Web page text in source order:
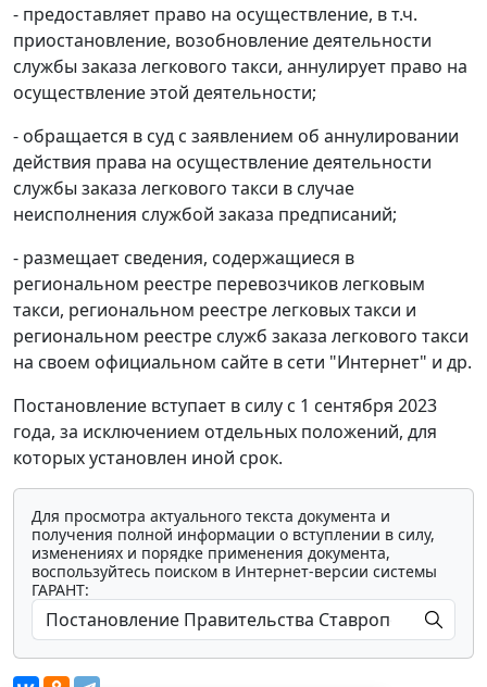
- предоставляет право на осуществление, в т.ч.
приостановление, возобновление деятельности
службы заказа легкового такси, аннулирует право на
осуществление этой деятельности;
- обращается в суд с заявлением об аннулировании
действия права на осуществление деятельности
службы заказа легкового такси в случае
неисполнения службой заказа предписаний;
- размещает сведения, содержащиеся в
региональном реестре перевозчиков легковым
такси, региональном реестре легковых такси и
региональном реестре служб заказа легкового такси
на своем официальном сайте в сети "Интернет" и др.
Постановление вступает в силу с 1 сентября 2023
года, за исключением отдельных положений, для
которых установлен иной срок.
Для просмотра актуального текста документа и
получения полной информации о вступлении в силу,
изменениях и порядке применения документа,
воспользуйтесь поиском в Интернет-версии системы
ГАРАНТ: